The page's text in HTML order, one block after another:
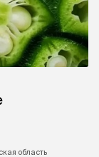
область